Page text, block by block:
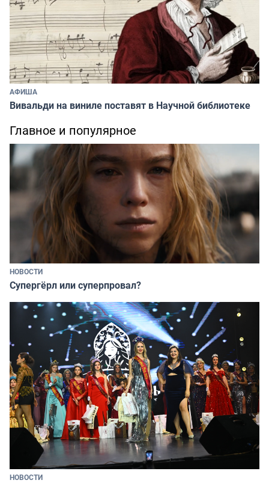
АФИША
Вивальди на виниле поставят в Научной библиотеке
Главное и популярное
НОВОСТИ
Супергёрл или суперпровал?
НОВОСТИ